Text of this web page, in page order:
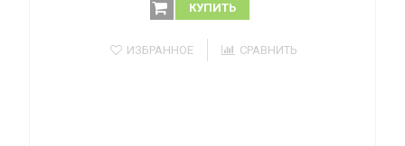
КУПИТЬ
ИЗБРАННОЕ СРАВНИТЬ